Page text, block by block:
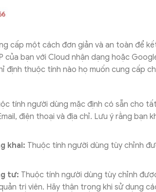
cấp một cách đơn giản và an toàn để
của bạn với Cloud nhận dạng hoặc
định thuộc tính nào họ muốn cung cấp
tính người dùng mặc định có sẵn cho
điện thoại và địa chỉ. Lưu ý rằng bạn
khai: Thuộc tính người dùng tùy chỉnh
tư: Thuộc tính người dùng tùy chỉnh
trị viên. Hãy thận trọng khi sử dụng